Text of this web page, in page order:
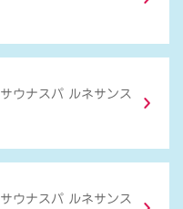
サウナスパ ルネサンス
サウナスパ ルネサンス